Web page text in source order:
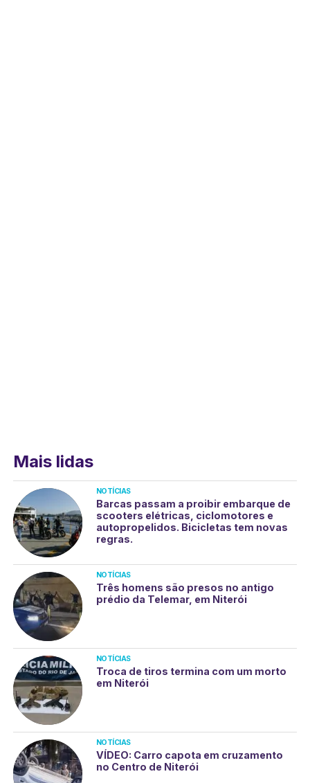
Mais lidas
NOTÍCIAS
Barcas passam a proibir embarque de
scooters elétricas, ciclomotores e
autopropelidos. Bicicletas tem novas
regras.
NOTÍCIAS
Três homens são presos no antigo
prédio da Telemar, em Niterói
NOTÍCIAS
Troca de tiros termina com um morto
em Niterói
NOTÍCIAS
VÍDEO: Carro capota em cruzamento
no Centro de Niterói